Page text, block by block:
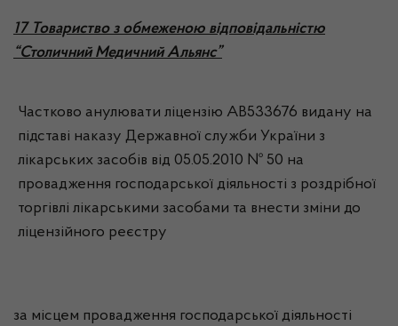
17 Товариство з обмеженою відповідальністю
“Столичний Медичний Альянс”
Частково анулювати ліцензію АВ533676 видану на
підставі наказу Державної служби України з
лікарських засобів від 05.05.2010 № 50 на
провадження господарської діяльності з роздрібної
торгівлі лікарськими засобами та внести зміни до
ліцензійного реєстру
за місцем провадження господарської діяльності